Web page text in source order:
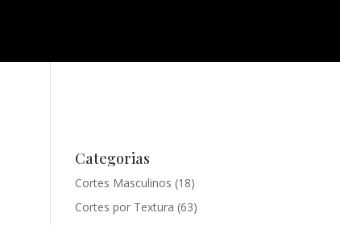
Categorias
Cortes Masculinos (18)
Cortes por Textura (63)